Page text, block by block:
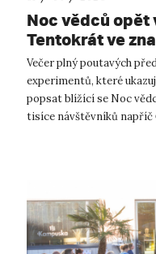
Noc vědců opět
Tentokrát ve
Večer plný poutavých
experimentů, které
popsat blížící se Noc
tisíce návštěvníků napříč